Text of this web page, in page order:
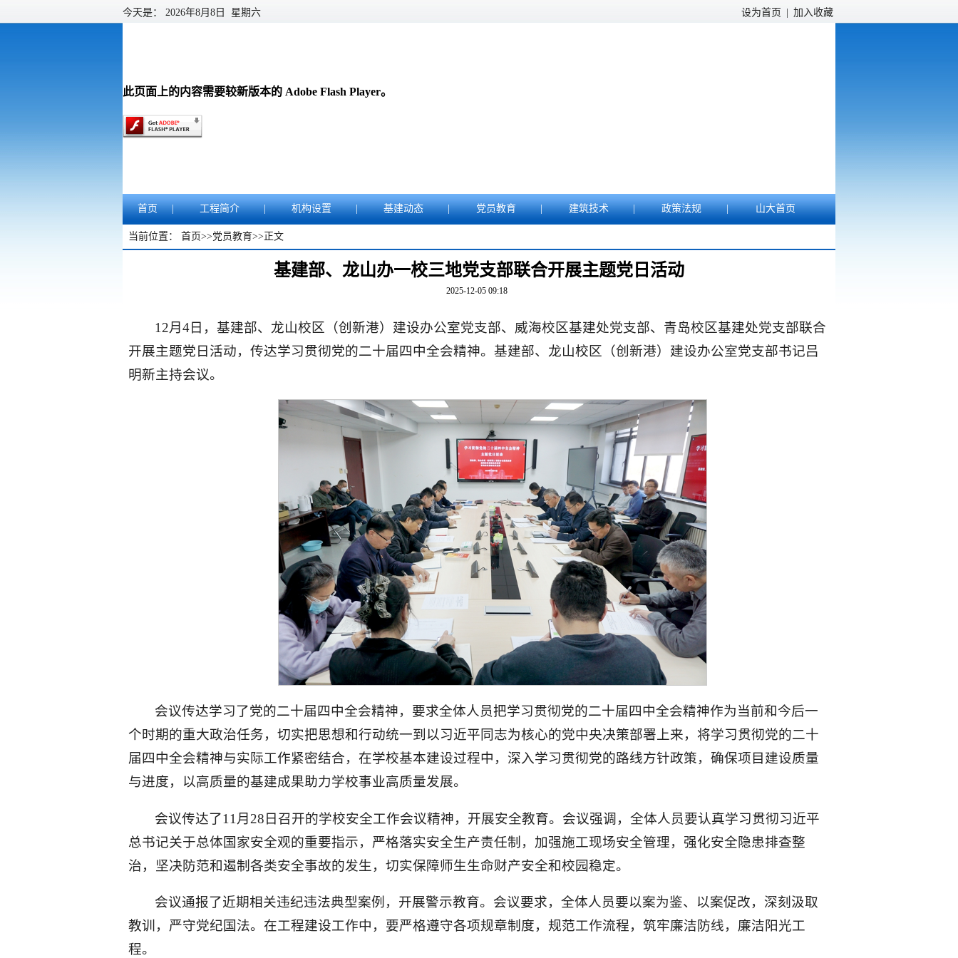
今天是： 2026年8月8日 星期六 设为首页 加入收藏
此页面上的内容需要较新版本的 Adobe Flash Player。
首页 | 工程简介 | 机构设置 | 基建动态 | 党员教育 | 建筑技术 | 政策法规 | 山大首页
当前位置： 首页>>党员教育>> 正文
基建部、龙山办一校三地党支部联合开展主题党日活动
2025-12-05 09:18
12月4日，基建部、龙山校区（创新港）建设办公室党支部、威海校区基建处党支部、青岛校区基建处党支部联合
开展主题党日活动，传达学习贯彻党的二十届四中全会精神。基建部、龙山校区（创新港）建设办公室党支部书记吕
明新主持会议。
会议传达学习了党的二十届四中全会精神，要求全体人员把学习贯彻党的二十届四中全会精神作为当前和今后一
个时期的重大政治任务，切实把思想和行动统一到以习近平同志为核心的党中央决策部署上来，将学习贯彻党的二十
届四中全会精神与实际工作紧密结合，在学校基本建设过程中，深入学习贯彻党的路线方针政策，确保项目建设质量
与进度，以高质量的基建成果助力学校事业高质量发展。
会议传达了11月28日召开的学校安全工作会议精神，开展安全教育。会议强调，全体人员要认真学习贯彻习近平
总书记关于总体国家安全观的重要指示，严格落实安全生产责任制，加强施工现场安全管理，强化安全隐患排查整
治，坚决防范和遏制各类安全事故的发生，切实保障师生生命财产安全和校园稳定。
会议通报了近期相关违纪违法典型案例，开展警示教育。会议要求，全体人员要以案为鉴、以案促改，深刻汲取
教训，严守党纪国法。在工程建设工作中，要严格遵守各项规章制度，规范工作流程，筑牢廉洁防线，廉洁阳光工
程。